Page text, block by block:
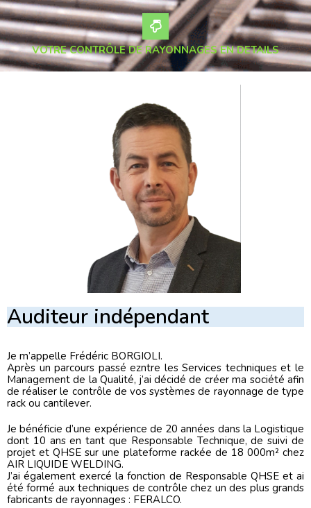
VOTRE CONTRÔLE DE RAYONNAGES EN DETAILS
Auditeur indépendant
Je m’appelle Frédéric BORGIOLI.
Après un parcours passé ezntre les Services techniques et le
Management de la Qualité, j’ai décidé de créer ma société afin
de réaliser le contrôle de vos systèmes de rayonnage de type
rack ou cantilever.
Je bénéficie d’une expérience de 20 années dans la Logistique
dont 10 ans en tant que Responsable Technique, de suivi de
projet et QHSE sur une plateforme rackée de 18 000m² chez
AIR LIQUIDE WELDING.
J’ai également exercé la fonction de Responsable QHSE et ai
été formé aux techniques de contrôle chez un des plus grands
fabricants de rayonnages : FERALCO.